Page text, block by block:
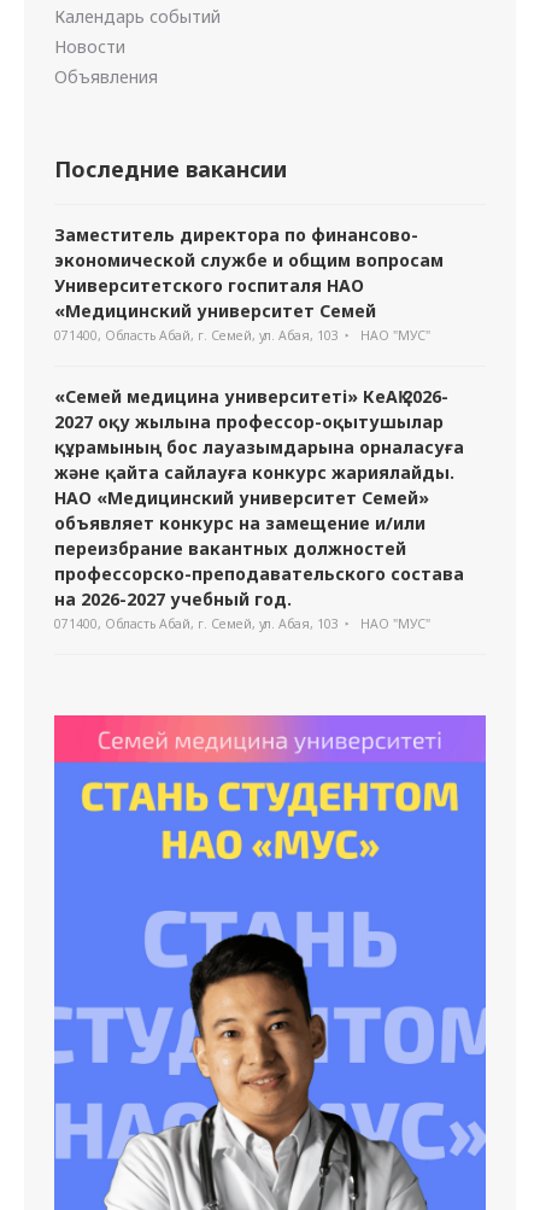
Календарь событий
Новости
Объявления
Последние вакансии
Заместитель директора по финансово-
экономической службе и общим вопросам
Университетского госпиталя НАО
«Медицинский университет Семей
071400, Область Абай, г. Семей, ул. Абая, 103 НАО "МУС"
«Семей медицина университеті» КеАҚ 2026-
2027 оқу жылына профессор-оқытушылар
құрамының бос лауазымдарына орналасуға
және қайта сайлауға конкурс жариялайды.
НАО «Медицинский университет Семей»
объявляет конкурс на замещение и/или
переизбрание вакантных должностей
профессорско-преподавательского состава
на 2026-2027 учебный год.
071400, Область Абай, г. Семей, ул. Абая, 103 НАО "МУС"